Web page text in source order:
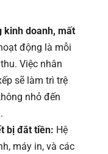
kinh doanh, mất
động là mỗi
Việc nhân
sẽ làm trì trệ
nhỏ đến
bị đắt tiền: Hệ
máy in, và các